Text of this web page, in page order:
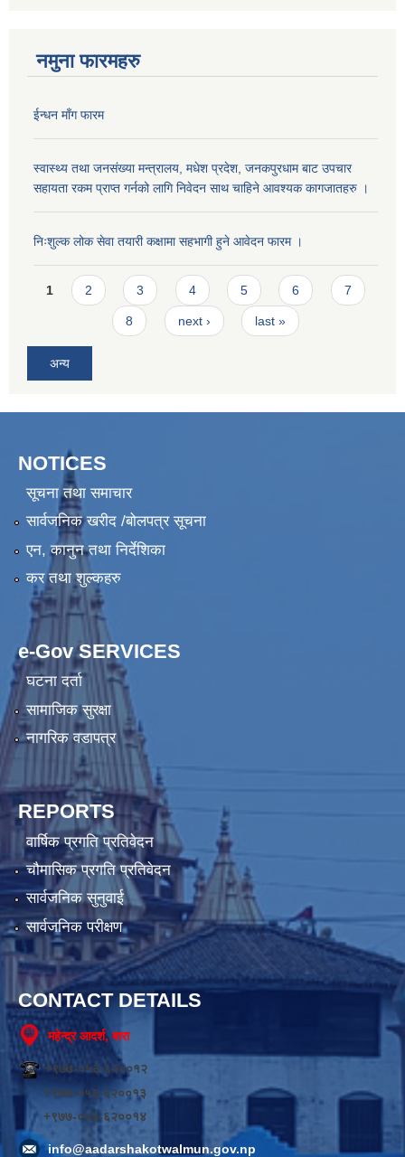
नमुना फारमहरु
ईन्धन माँग फारम
स्वास्थ्य तथा जनसंख्या मन्त्रालय, मधेश प्रदेश, जनकपुरधाम बाट उपचार
सहायता रकम प्राप्त गर्नको लागि निवेदन साथ चाहिने आवश्यक कागजातहरु ।
निःशुल्क लोक सेवा तयारी कक्षामा सहभागी हुने आवेदन फारम ।
Pages
1 2 3 4 5 6 7
8 next › last »
अन्य
NOTICES
सूचना तथा समाचार
सार्वजनिक खरीद /बोलपत्र सूचना
एन, कानुन तथा निर्देशिका
कर तथा शुल्कहरु
e-Gov SERVICES
घटना दर्ता
सामाजिक सुरक्षा
नागरिक वडापत्र
REPORTS
वार्षिक प्रगति प्रतिवेदन
चौमासिक प्रगति प्रतिवेदन
सार्वजनिक सुनुवाई
सार्वजनिक परीक्षण
CONTACT DETAILS
महेन्द्र आदर्श, बारा
+९७७-०५३-६२००१२
+९७७-०५३-६२००१३
+९७७-०५३-६२००१४
info@aadarshakotwalmun.gov.np